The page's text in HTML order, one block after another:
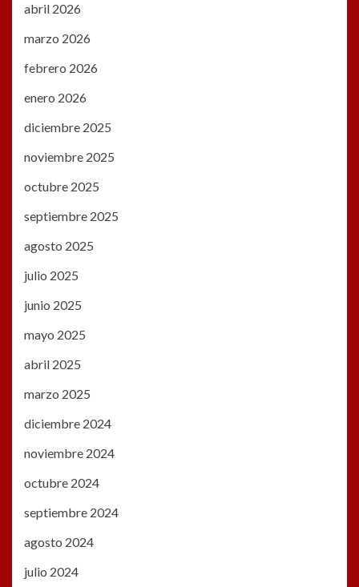
abril 2026
marzo 2026
febrero 2026
enero 2026
diciembre 2025
noviembre 2025
octubre 2025
septiembre 2025
agosto 2025
julio 2025
junio 2025
mayo 2025
abril 2025
marzo 2025
diciembre 2024
noviembre 2024
octubre 2024
septiembre 2024
agosto 2024
julio 2024